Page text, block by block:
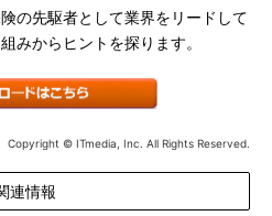
の先駆者として業界をリードして
みからヒントを探ります。
Copyright © ITmedia, Inc. All Rights Reserved.
連情報